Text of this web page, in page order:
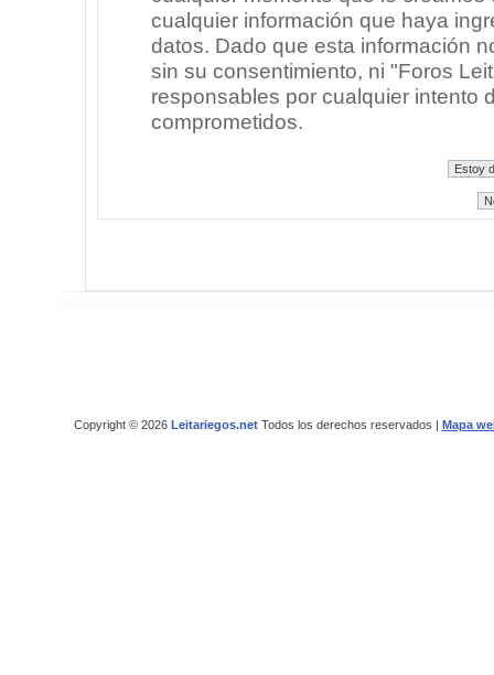
cualquier información que haya
datos. Dado que esta información
sin su consentimiento, ni "Foros
responsables por cualquier intento
comprometidos.
Copyright © 2026 Leitariegos.netTodos los derechos reservados | Mapa